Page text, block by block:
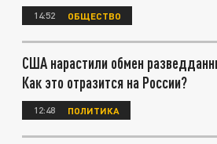
14:52 ОБЩЕСТВО
США нарастили обмен
Как это отразится на России?
12:48 ПОЛИТИКА